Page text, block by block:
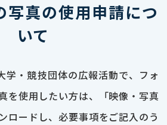
写真の使用申請につ
いて
学・競技団体の広報活動で、フォ
を使用したい方は、「映像・写真
ロードし、必要事項をご記入のう